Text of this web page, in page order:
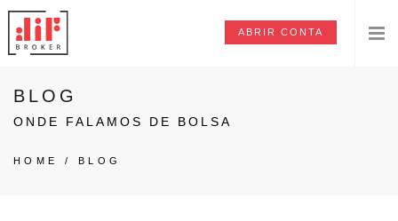
ABRIR CONTA
BLOG
ONDE FALAMOS DE BOLSA
HOME / BLOG